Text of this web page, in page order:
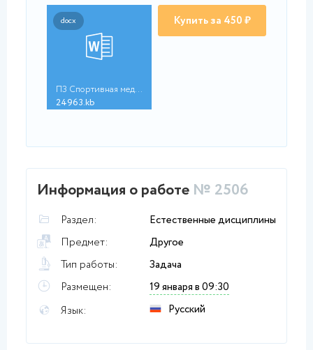
docx
ПЗ Спортивная медици...
24963.kb
Купить за 450 ₽
Информация о работе № 2506
Раздел:
Естественные дисциплины
Предмет:
Другое
Тип работы:
Задача
Размещен:
19 января в 09:30
Язык:
Русский